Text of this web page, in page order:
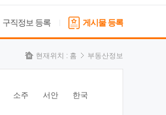
구직정보 등록 게시물 등록
현재위치 : 홈 부동산정보
소주 서안 한국